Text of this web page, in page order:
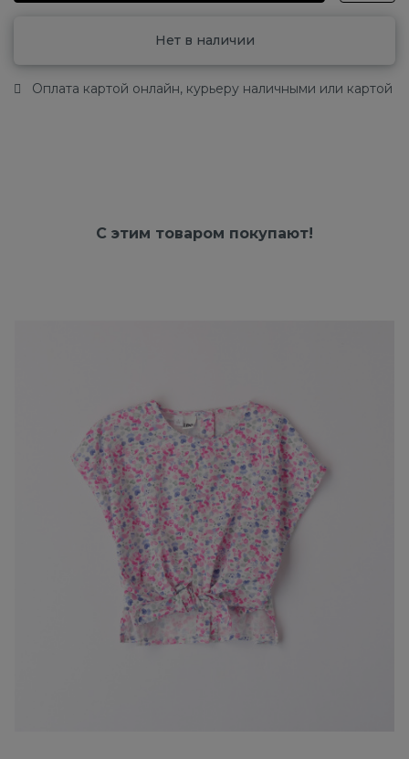
Нет в наличии
Оплата картой онлайн, курьеру наличными или картой
С этим товаром покупают!